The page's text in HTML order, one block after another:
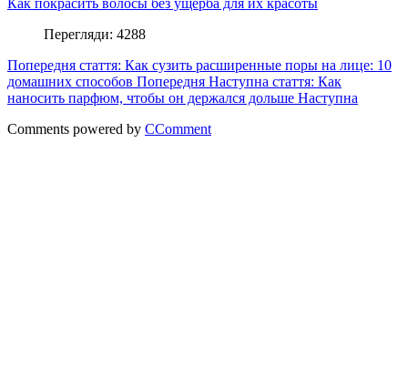
Перегляди: 4288
Попередня стаття: Как сузить расширенные поры на лице: 10
домашних способов Попередня Наступна стаття: Как
наносить парфюм, чтобы он держался дольше Наступна
Comments powered by CComment